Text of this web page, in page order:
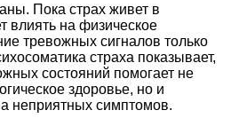
Пока страх живет в
влиять на физическое
тревожных сигналов только
страха показывает,
состояний помогает не
здоровье, но и
неприятных симптомов.